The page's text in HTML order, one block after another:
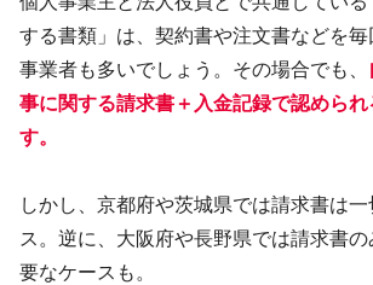
する書類」は、契約書や注文書などを
事業者も多いでしょう。その場合でも、
事に関する請求書＋入金記録で認めら
す。
しかし、京都府や茨城県では請求書は
ス。逆に、大阪府や長野県では請求書
要なケースも。